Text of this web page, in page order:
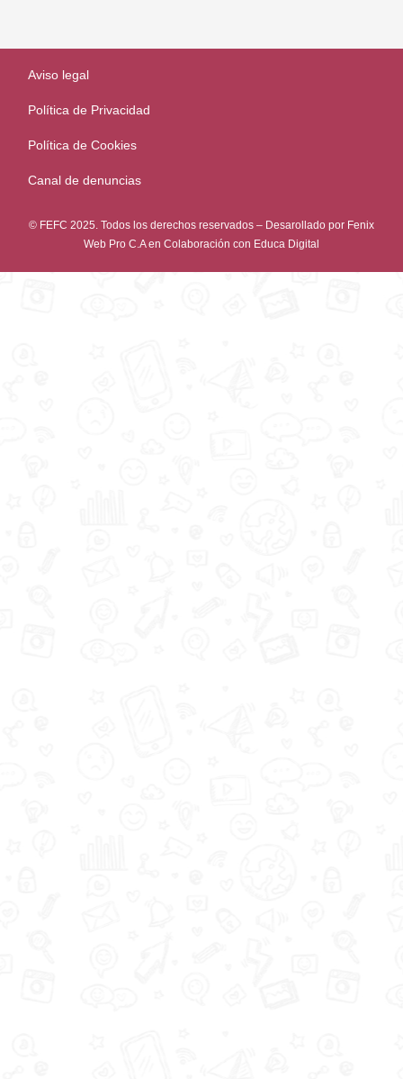
© FEFC 2025. Todos los derechos reservados – Desarollado por Fenix
Web Pro C.Aen Colaboración con Educa Digital
Aviso legal
Política de Privacidad
Política de Cookies
Canal de denuncias